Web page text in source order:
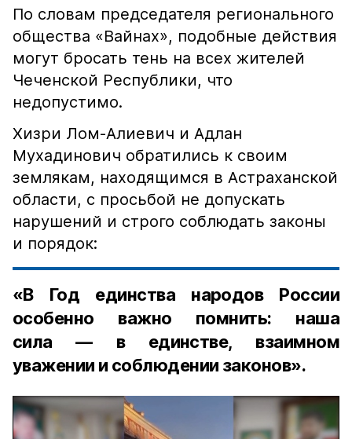
По словам председателя регионального
общества «Вайнах», подобные действия
могут бросать тень на всех жителей
Чеченской Республики, что
недопустимо.
Хизри Лом-Алиевич и Адлан
Мухадинович обратились к своим
землякам, находящимся в Астраханской
области, с просьбой не допускать
нарушений и строго соблюдать законы
и порядок:
«В Год единства народов России
особенно важно помнить: наша
сила — в единстве, взаимном
уважении и соблюдении законов».